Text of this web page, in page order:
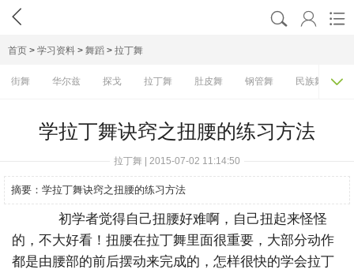
   
首页 > 学习资料 > 舞蹈 > 拉丁舞
街舞 华尔兹 探戈 拉丁舞 肚皮舞 钢管舞 民族舞 
学拉丁舞诀窍之扭腰的练习方法
拉丁舞 | 2015-07-02 11:14:50
摘要： 学拉丁舞诀窍之扭腰的练习方法
初学者觉得自己扭腰好难啊，自己扭起来怪怪
的，不大好看！扭腰在拉丁舞里面很重要，大部分动作
都是由腰部的前后摆动来完成的，怎样很快的学会拉丁